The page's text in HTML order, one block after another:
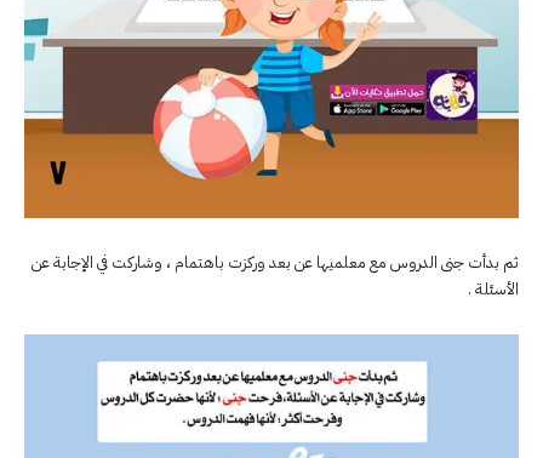
ثم بدأت جنى الدروس مع معلميها عن بعد وركزت باهتمام ، وشاركت في الإجابة عن
الأسئلة .